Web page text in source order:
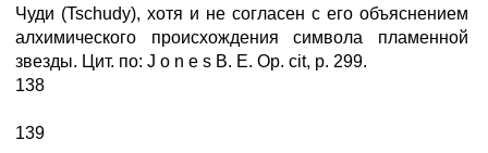
Чуди (Tschudy), хотя и не согласен с его объяснением
алхимического происхождения символа пламенной
звезды. Цит. по: J о n e s В. Е. Op. cit, p. 299.
138
139